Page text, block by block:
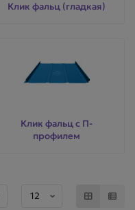
Клик фальц (гладкая)
Клик фальц с П-
профилем